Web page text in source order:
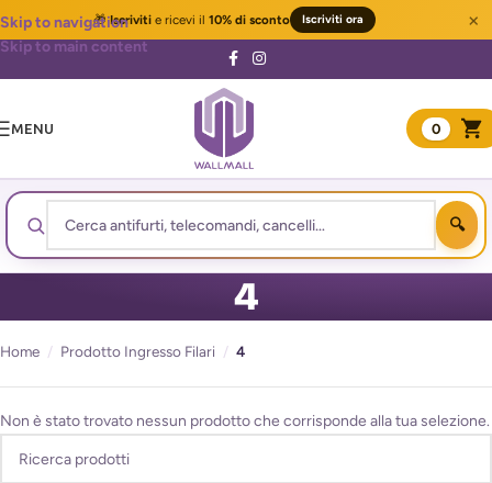
🎁Iscrivitie ricevi il 10% di sconto Iscriviti ora ×
Skip to navigation
Skip to main content
MENU 0
4
Home / Prodotto Ingresso Filari / 4
Non è stato trovato nessun prodotto che corrisponde alla tua selezione.